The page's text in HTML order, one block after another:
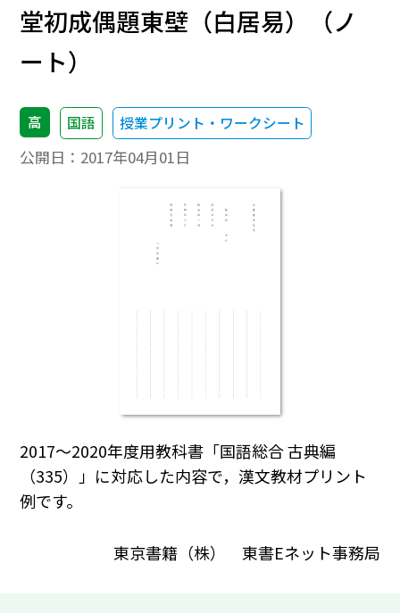
堂初成偶題東壁（白居易）（ノ
ート）
高 国語 授業プリント・ワークシート
公開日： 2017年04月01日
2017～2020年度用教科書「国語総合 古典編
（335）」に対応した内容で，漢文教材プリント
例です。
東京書籍（株） 東書Eネット事務局